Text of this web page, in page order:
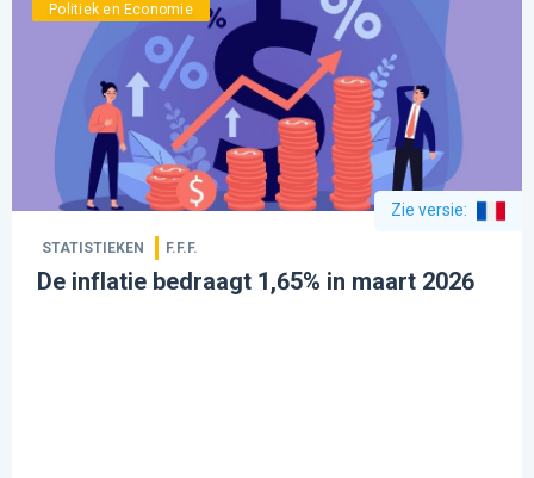
Politiek en Economie
Zie versie:
STATISTIEKEN F.F.F.
De inflatie bedraagt 1,65% in maart 2026